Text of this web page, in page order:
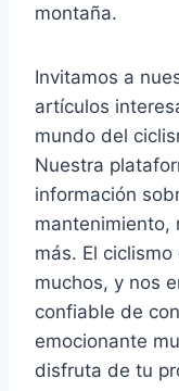
montaña.
Invitamos a
artículos
mundo del
Nuestra
información
mantenimiento,
más. El
muchos, y nos
confiable de
emocionante
disfruta de tu